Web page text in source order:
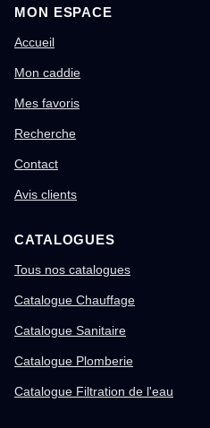
MON ESPACE
Accueil
Mon caddie
Mes favoris
Recherche
Contact
Avis clients
CATALOGUES
Tous nos catalogues
Catalogue Chauffage
Catalogue Sanitaire
Catalogue Plomberie
Catalogue Filtration de l'eau